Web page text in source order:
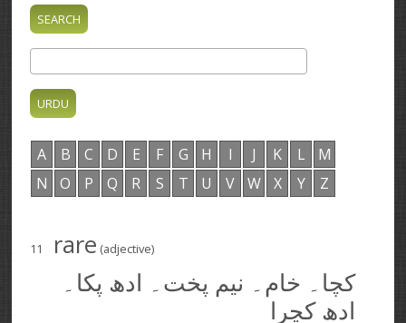
A B C D E F G H I J K L
M
N
O P Q R S T U V W X Y Z
11 rare (adjective)
کچا۔ خام۔ نیم پخت۔ ادھ پکا۔
ادھ کچرا